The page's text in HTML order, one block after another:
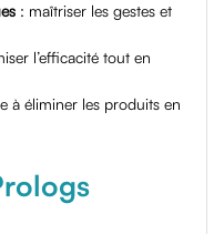
: maîtriser les gestes et
l’efficacité tout en
à éliminer les produits en